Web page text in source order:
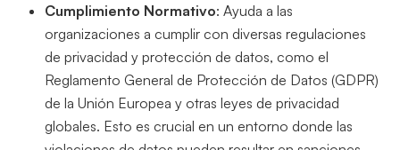
Cumplimiento Normativo: Ayuda a las
organizaciones a cumplir con diversas regulaciones
de privacidad y protección de datos, como el
Reglamento General de Protección de Datos (GDPR)
de la Unión Europea y otras leyes de privacidad
globales. Esto es crucial en un entorno donde las